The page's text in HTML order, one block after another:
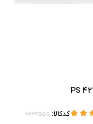
کدکالا: